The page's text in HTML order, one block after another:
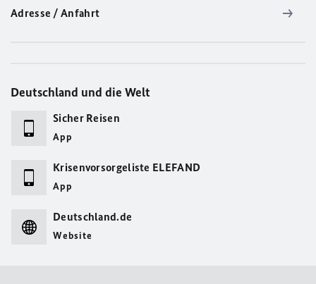
Adresse / Anfahrt
Deutschland und die Welt
Sicher Reisen
App
Krisenvorsorgeliste ELEFAND
App
Deutschland.de
Website